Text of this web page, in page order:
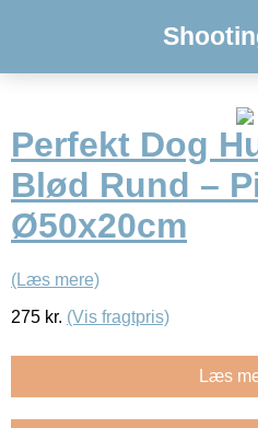
Perfekt Dog
Blød Rund –
Ø50x20cm
(Læs mere)
275 kr. (Vis fragtpris)
Læs